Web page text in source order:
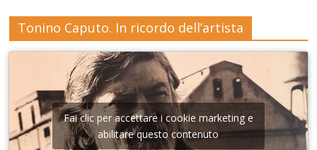
Tonino Caputo. In ricordo dell’artista
Fai clic per accettare i cookie marketing e
abilitare questo contenuto